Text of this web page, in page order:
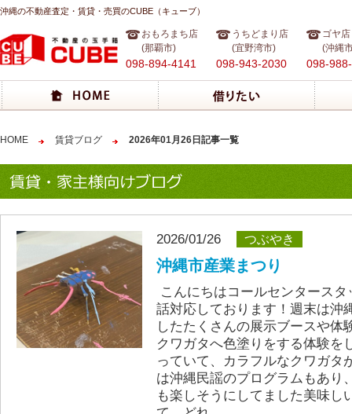
沖縄の不動産査定・賃貸・売買のCUBE（キューブ）
おもろまち店
(那覇市)
098-894-4141
うちどまり店
(宜野湾市)
098-943-2030
ゴヤ店
(沖縄
098-
HOME 賃貸ブログ 2026年01月26日記事一覧
2026/01/26 つぶやき
沖縄市産業まつり
こんにちはコールセンタース
話対応しております！週末は沖
したたくさんの展示ブースや体
クワガタへ色塗りをする体験を
っていて、カラフルなクワガタ
は沖縄民謡のプログラムもあり
も楽しそうにしてました美味し